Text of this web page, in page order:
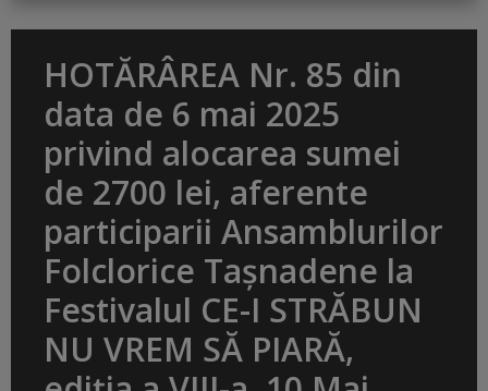
HOTĂRÂREA Nr. 85 din
data de 6 mai 2025
privind alocarea sumei
de 2700 lei, aferente
participarii Ansamblurilor
Folclorice Tașnadene la
Festivalul CE-I STRĂBUN
NU VREM SĂ PIARĂ,